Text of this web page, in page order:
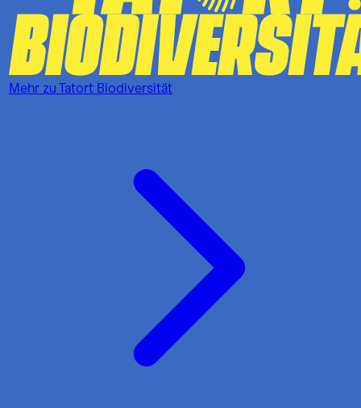
Mehr zuTatort Biodiversität